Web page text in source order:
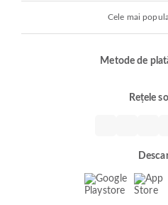
Cele mai
Metode de
Rețele